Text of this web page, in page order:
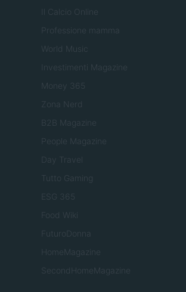
Il Calcio Online
Professione mamma
World Music
Investimenti Magazine
Money 365
Zona Nerd
B2B Magazine
People Magazine
Day Travel
Tutto Gaming
ESG 365
Food Wiki
FuturoDonna
HomeMagazine
SecondHomeMagazine